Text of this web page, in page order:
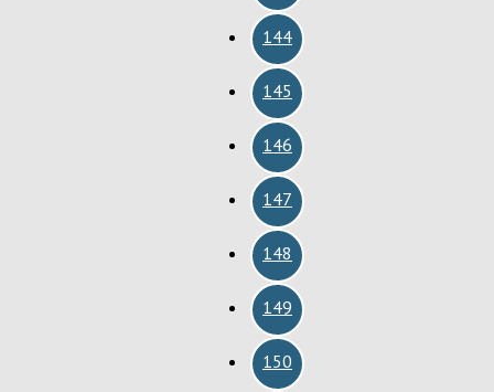
144
145
146
147
148
149
150